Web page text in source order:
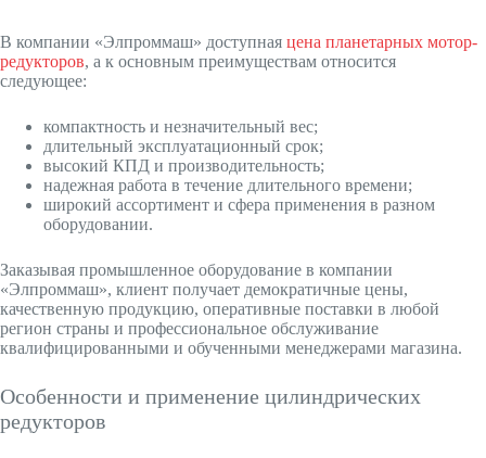
В компании «Элпроммаш» доступная цена планетарных мотор-
редукторов, а к основным преимуществам относится
следующее:
компактность и незначительный вес;
длительный эксплуатационный срок;
высокий КПД и производительность;
надежная работа в течение длительного времени;
широкий ассортимент и сфера применения в разном
оборудовании.
Заказывая промышленное оборудование в компании
«Элпроммаш», клиент получает демократичные цены,
качественную продукцию, оперативные поставки в любой
регион страны и профессиональное обслуживание
квалифицированными и обученными менеджерами магазина.
Особенности и применение цилиндрических
редукторов